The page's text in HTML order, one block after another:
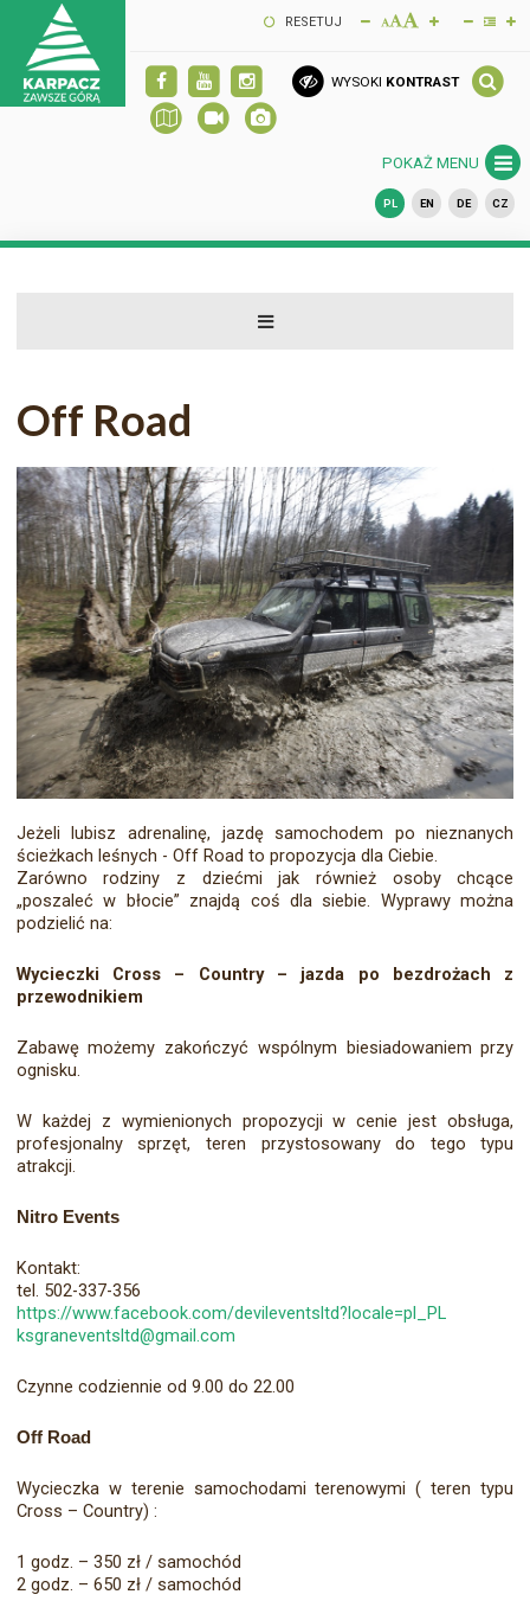
RESETUJ
WYSOKI KONTRAST
POKAŻ MENU
PL EN DE CZ
Off Road
Jeżeli lubisz adrenalinę, jazdę samochodem po nieznanych
ścieżkach leśnych - Off Road to propozycja dla Ciebie.
Zarówno rodziny z dziećmi jak również osoby chcące
„poszaleć w błocie” znajdą coś dla siebie. Wyprawy można
podzielić na:
Wycieczki Cross – Country – jazda po bezdrożach z
przewodnikiem
Zabawę możemy zakończyć wspólnym biesiadowaniem przy
ognisku.
W każdej z wymienionych propozycji w cenie jest obsługa,
profesjonalny sprzęt, teren przystosowany do tego typu
atrakcji.
Nitro Events
Kontakt:
tel. 502-337-356
https://www.facebook.com/devileventsltd?locale=pl_PL
ksgraneventsltd@gmail.com
Czynne codziennie od 9.00 do 22.00
Off Road
Wycieczka w terenie samochodami terenowymi ( teren typu
Cross – Country) :
1 godz. – 350 zł / samochód
2 godz. – 650 zł / samochód